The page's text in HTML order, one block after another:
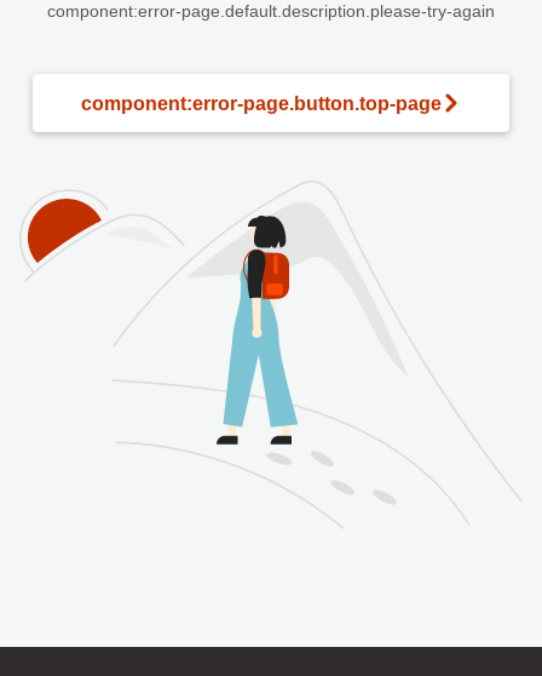
component:error-page.default.description.please-try-again
component:error-page.button.top-page